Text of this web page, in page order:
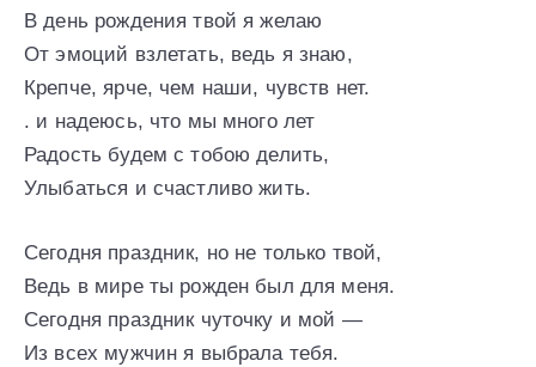
В день рождения твой я желаю
От эмоций взлетать, ведь я знаю,
Крепче, ярче, чем наши, чувств нет.
. и надеюсь, что мы много лет
Радость будем с тобою делить,
Улыбаться и счастливо жить.
Сегодня праздник, но не только твой,
Ведь в мире ты рожден был для меня.
Сегодня праздник чуточку и мой —
Из всех мужчин я выбрала тебя.